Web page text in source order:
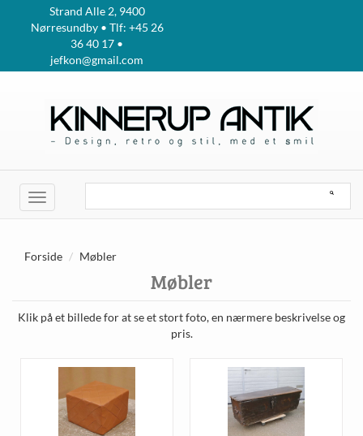
Strand Alle 2, 9400
Nørresundby • Tlf: +45 26
36 40 17 •
jefkon@gmail.com
Toggle
navigation
Forside Møbler
Møbler
Klik på et billede for at se et stort foto, en nærmere beskrivelse og
pris.